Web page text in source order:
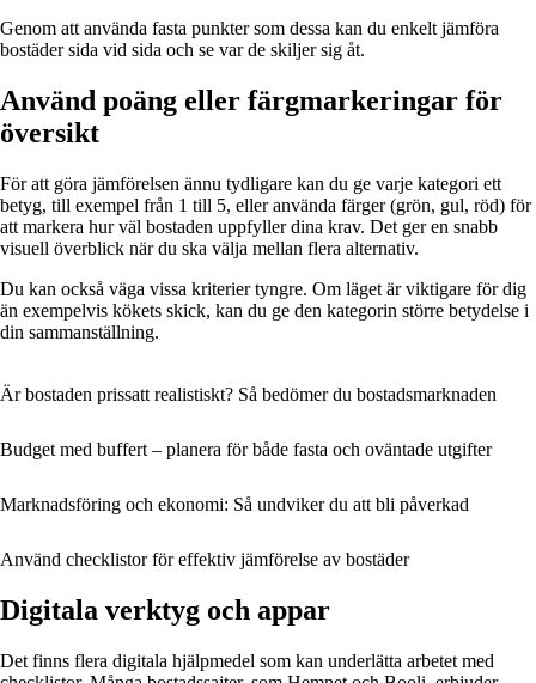
Genom att använda fasta punkter som dessa kan du enkelt jämföra
bostäder sida vid sida och se var de skiljer sig åt.
Använd poäng eller färgmarkeringar för
översikt
För att göra jämförelsen ännu tydligare kan du ge varje kategori ett
betyg, till exempel från 1 till 5, eller använda färger (grön, gul, röd) för
att markera hur väl bostaden uppfyller dina krav. Det ger en snabb
visuell överblick när du ska välja mellan flera alternativ.
Du kan också väga vissa kriterier tyngre. Om läget är viktigare för dig
än exempelvis kökets skick, kan du ge den kategorin större betydelse i
din sammanställning.
Är bostaden prissatt realistiskt? Så bedömer du bostadsmarknaden
Budget med buffert – planera för både fasta och oväntade utgifter
Marknadsföring och ekonomi: Så undviker du att bli påverkad
Använd checklistor för effektiv jämförelse av bostäder
Digitala verktyg och appar
Det finns flera digitala hjälpmedel som kan underlätta arbetet med